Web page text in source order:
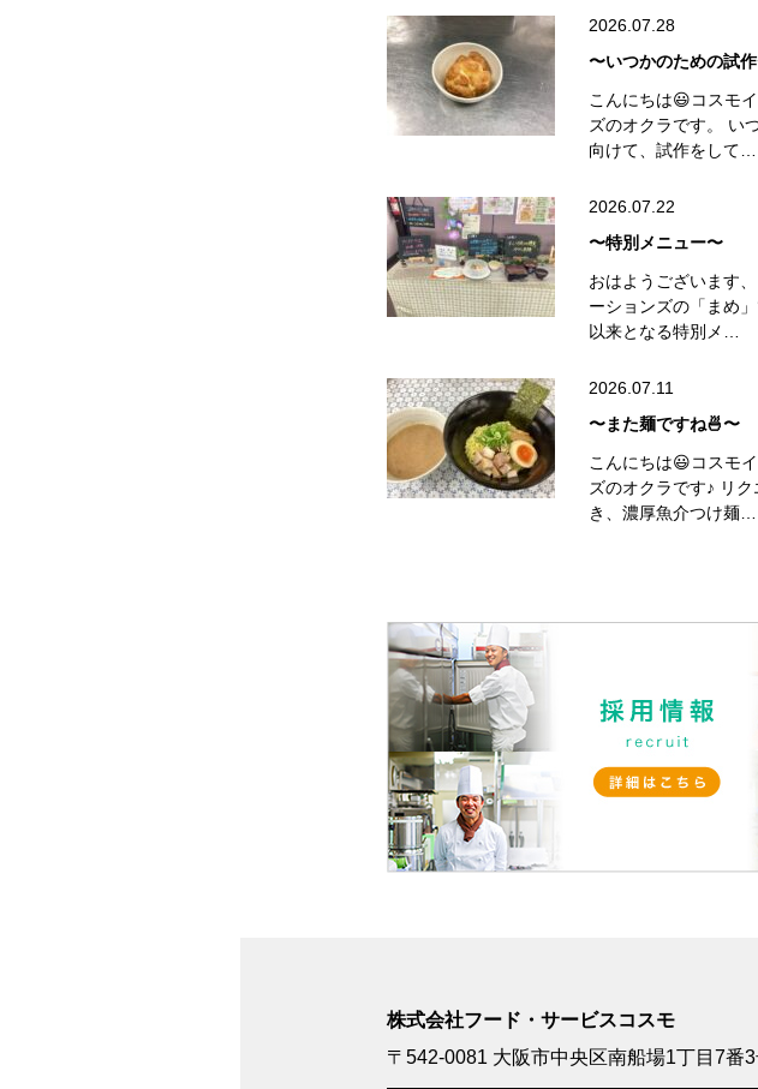
2026.07.28
〜いつかのための試
こんにちは😃コスモ
ズのオクラです。 い
向けて、試作をして…
2026.07.22
〜特別メニュー〜
おはようございます
ーションズの「まめ
以来となる特別メ…
2026.07.11
〜また麺ですね🍜〜
こんにちは😃コスモ
ズのオクラです♪ リ
き、濃厚魚介つけ麺…
株式会社フード・サービスコスモ
〒542-0081 大阪市中央区南船場1丁目7番